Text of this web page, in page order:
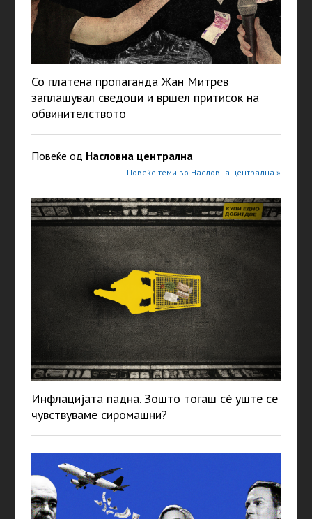
Со платена пропаганда Жан Митрев
заплашувал сведоци и вршел притисок на
обвинителството
Повеќе од Насловна централна
Повеќе теми во Насловна централна »
Инфлацијата падна. Зошто тогаш сè уште се
чувствуваме сиромашни?